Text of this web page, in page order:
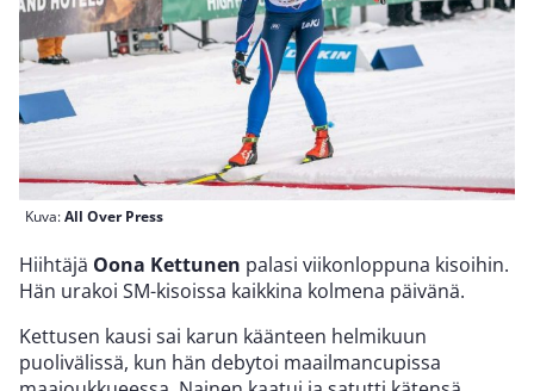
Kuva:All Over Press
Hiihtäjä Oona Kettunen palasi viikonloppuna kisoihin.
Hän urakoi SM-kisoissa kaikkina kolmena päivänä.
Kettusen kausi sai karun käänteen helmikuun
puolivälissä, kun hän debytoi maailmancupissa